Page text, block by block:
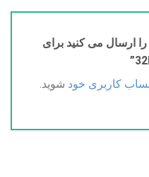
ارسال می کنید برای
کاربری خود شوید.